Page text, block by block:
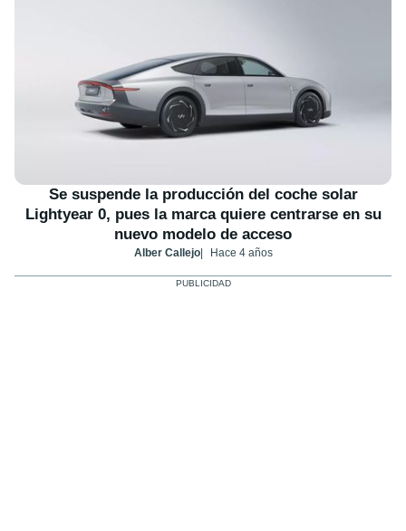
Se suspende la producción del coche solar
Lightyear 0, pues la marca quiere centrarse en su
nuevo modelo de acceso
Alber Callejo Hace 4 años